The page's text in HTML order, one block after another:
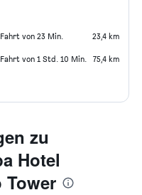
Fahrt von 23 Min. 23,4 km
Fahrt von 1 Std. 10 Min. 75,4 km
zu
Hotel